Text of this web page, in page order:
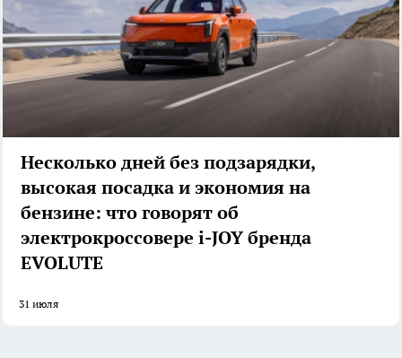
Несколько дней без подзарядки,
высокая посадка и экономия на
бензине: что говорят об
электрокроссовере i-JOY бренда
EVOLUTE
31 июля